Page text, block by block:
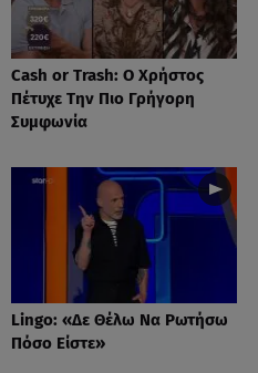
Cash or Trash: Ο Χρήστος
Πέτυχε Την Πιο Γρήγορη
Συμφωνία
Lingo: «Δε Θέλω Να Ρωτήσω
Πόσο Είστε»